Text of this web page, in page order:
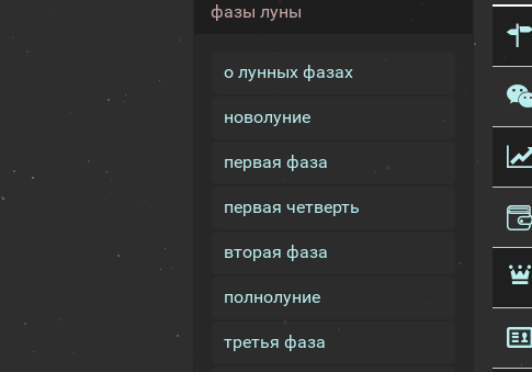
фазы луны
о лунных фазах
новолуние
первая фаза
первая четверть
вторая фаза
полнолуние
третья фаза